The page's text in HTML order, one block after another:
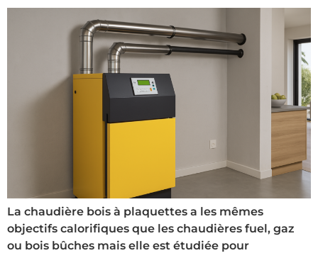
La chaudière bois à plaquettes a les mêmes
objectifs calorifiques que les chaudières fuel, gaz
ou bois bûches mais elle est étudiée pour